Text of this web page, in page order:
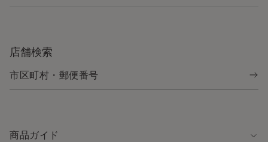
店舗検索
商品ガイド